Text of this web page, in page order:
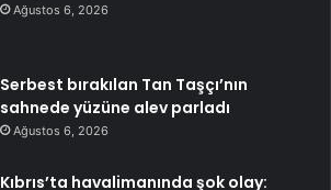
Ağustos 6, 2026
Serbest bırakılan Tan Taşçı’nın
sahnede yüzüne alev parladı
Ağustos 6, 2026
Kıbrıs’ta havalimanında şok olay: